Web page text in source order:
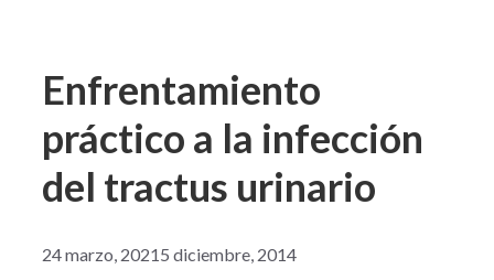
Enfrentamiento
práctico a la infección
del tractus urinario
24 marzo, 20215 diciembre, 2014